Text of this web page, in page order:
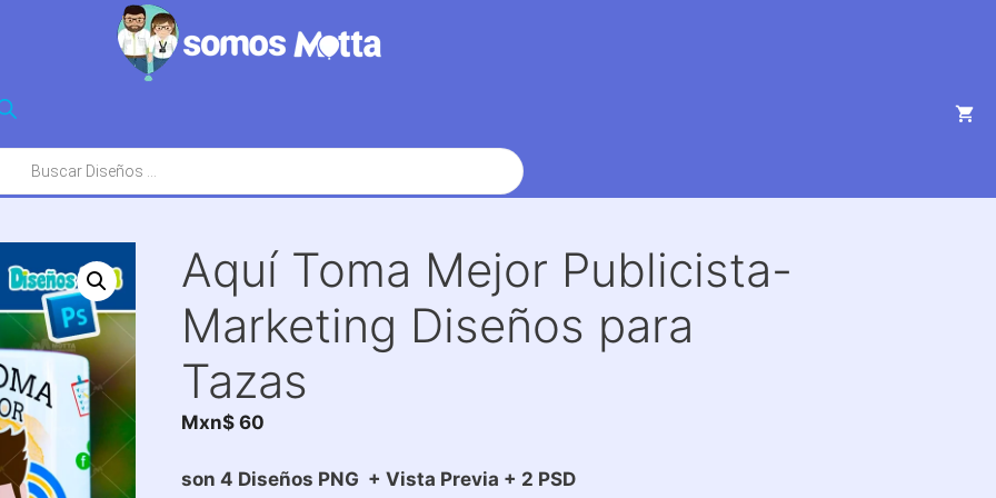
Aquí Toma Mejor Publicista-
Marketing Diseños para
Tazas
Mxn$60
son 4 Diseños PNG + Vista Previa + 2 PSD